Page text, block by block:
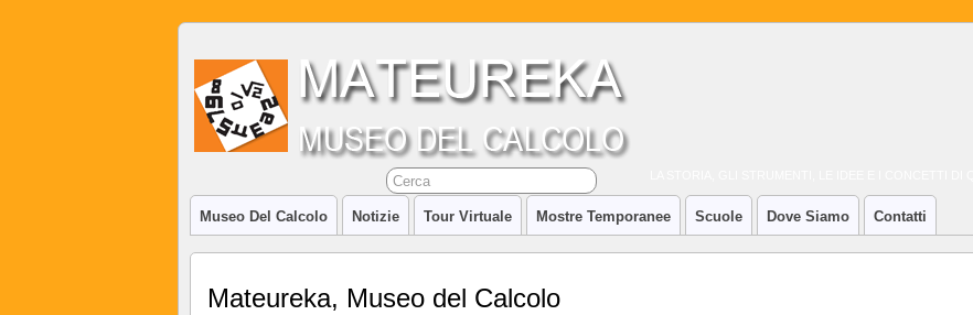
Museo Del Calcolo Notizie Tour Virtuale Mostre Temporanee Scuole Dove Siamo Contatti
Mateureka, Museo del Calcolo